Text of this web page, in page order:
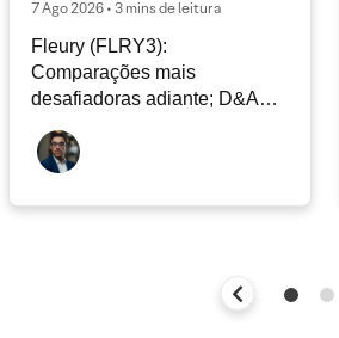
7 Ago 2026 • 3 mins de leitura
Fleury (FLRY3):
Comparações mais
desafiadoras adiante; D&A
atuais